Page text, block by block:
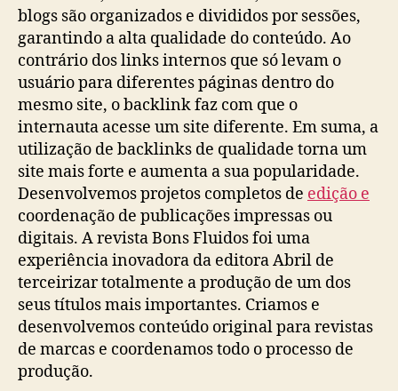
blogs são organizados e divididos por sessões,
garantindo a alta qualidade do conteúdo. Ao
contrário dos links internos que só levam o
usuário para diferentes páginas dentro do
mesmo site, o backlink faz com que o
internauta acesse um site diferente. Em suma, a
utilização de backlinks de qualidade torna um
site mais forte e aumenta a sua popularidade.
Desenvolvemos projetos completos de edição e
coordenação de publicações impressas ou
digitais. A revista Bons Fluidos foi uma
experiência inovadora da editora Abril de
terceirizar totalmente a produção de um dos
seus títulos mais importantes. Criamos e
desenvolvemos conteúdo original para revistas
de marcas e coordenamos todo o processo de
produção.